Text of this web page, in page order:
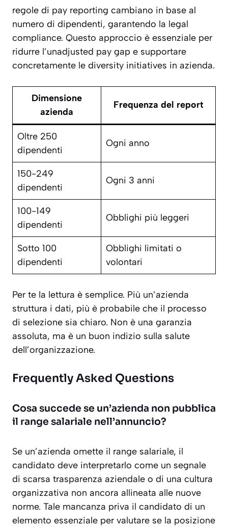
regole di pay reporting cambiano in base al
numero di dipendenti, garantendo la legal
compliance. Questo approccio è essenziale per
ridurre l’unadjusted pay gap e supportare
concretamente le diversity initiatives in azienda.
Dimensione
azienda
Frequenza del report
Oltre 250
dipendenti
Ogni anno
150-249
dipendenti
Ogni 3 anni
100-149
dipendenti
Obblighi più leggeri
Sotto 100
dipendenti
Obblighi limitati o
volontari
Per te la lettura è semplice. Più un’azienda
struttura i dati, più è probabile che il processo
di selezione sia chiaro. Non è una garanzia
assoluta, ma è un buon indizio sulla salute
dell’organizzazione.
Frequently Asked Questions
Cosa succede se un’azienda non pubblica
il range salariale nell’annuncio?
Se un’azienda omette il range salariale, il
candidato deve interpretarlo come un segnale
di scarsa trasparenza aziendale o di una cultura
organizzativa non ancora allineata alle nuove
norme. Tale mancanza priva il candidato di un
elemento essenziale per valutare se la posizione